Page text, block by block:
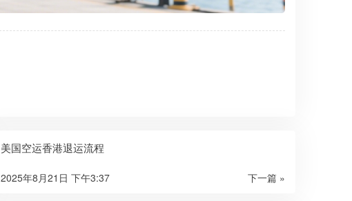
美国空运香港退运流程
下一篇 »
2025年8月21日 下午3:37